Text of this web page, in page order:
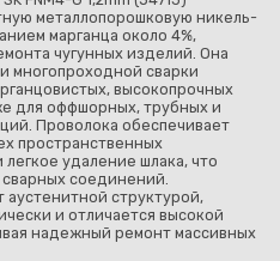
металлопорошковую никель-
марганца около 4%,
чугунных изделий. Она
многопроходной сварки
высокопрочных
для оффшорных, трубных и
Проволока обеспечивает
пространственных
удаление шлака, что
соединений.
структурой,
и отличается высокой
надежный ремонт массивных